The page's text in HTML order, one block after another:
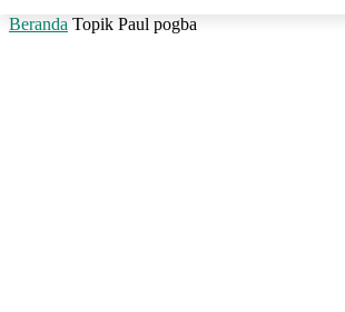
Beranda Topik Paul pogba